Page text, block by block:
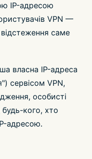
IP-адресою
VPN —
саме
власна IP-адреса
сервісом VPN,
особисті
будь-кого, хто
адресою.